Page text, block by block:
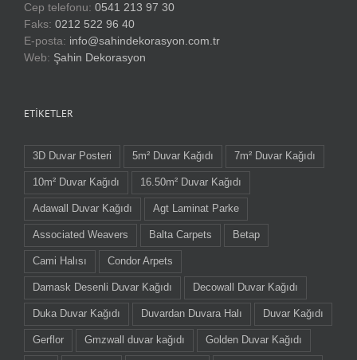
Cep telefonu: 0541 213 97 30
Faks: 0212 522 96 40
E-posta: info@sahindekorasyon.com.tr
Web: Şahin Dekorasyon
ETIKETLER
3D Duvar Posteri 5m² Duvar Kağıdı 7m² Duvar Kağıdı
10m² Duvar Kağıdı 16.50m² Duvar Kağıdı
Adawall Duvar Kağıdı Agt Laminat Parke
Associated Weavers Balta Carpets Betap
Cami Halısı Condor Arpets
Damask Desenli Duvar Kağıdı Decowall Duvar Kağıdı
Duka Duvar Kağıdı Duvardan Duvara Halı Duvar Kağıdı
Gerflor Gmzwall duvar kağıdı Golden Duvar Kağıdı